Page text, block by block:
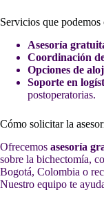
Servicios que podemos
Asesoría
Coordinación
Opciones de
Soporte en
postoperatorias.
Cómo solicitar la
Ofrecemos asesoría
sobre la bichectomía,
Bogotá, Colombia o
Nuestro equipo te